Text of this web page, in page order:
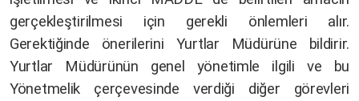
gerçekleştirilmesi için gerekli önlemleri alır.
Gerektiğinde önerilerini Yurtlar Müdürüne bildirir.
Yurtlar Müdürünün genel yönetimle ilgili ve bu
Yönetmelik çerçevesinde verdiği diğer görevleri